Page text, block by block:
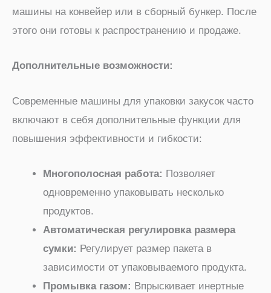
машины на конвейер или в сборный бункер. После
этого они готовы к распространению и продаже.
Дополнительные возможности:
Современные машины для упаковки закусок часто
включают в себя дополнительные функции для
повышения эффективности и гибкости:
Многополосная работа: Позволяет
одновременно упаковывать несколько
продуктов.
Автоматическая регулировка размера
сумки: Регулирует размер пакета в
зависимости от упаковываемого продукта.
Промывка газом: Впрыскивает инертные